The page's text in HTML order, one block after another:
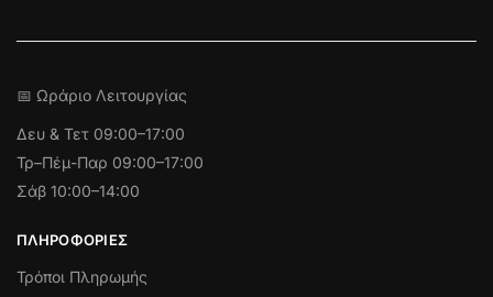
📅 Ωράριο Λειτουργίας
Δευ & Τετ 09:00–17:00
Τρ–Πέμ-Παρ 09:00–17:00
Σάβ 10:00–14:00
ΠΛΗΡΟΦΟΡΊΕΣ
Τρόποι Πληρωμής